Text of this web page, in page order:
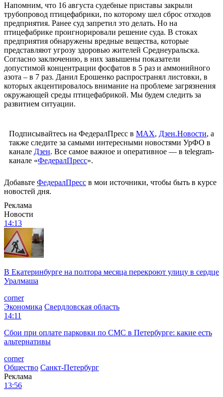
Напомним, что 16 августа судебные приставы закрыли
трубопровод птицефабрики, по которому шел сброс отходов
предприятия. Ранее суд запретил это делать. Но на
птицефабрике проигнорировали решение суда. В стоках
предприятия обнаружены вредные вещества, которые
представляют угрозу здоровью жителей Среднеуральска.
Согласно заключению, в них завышены показатели
допустимой концентрации фосфатов в 5 раз и аммонийного
азота – в 7 раз. Данил Ерошенко распространял листовки, в
которых акцентировалось внимание на проблеме загрязнения
окружающей среды птицефабрикой. Мы будем следить за
развитием ситуации.
Подписывайтесь на ФедералПресс в МАХ, Дзен.Новости, а
также следите за самыми интересными новостями УрФО в
канале Дзен. Все самое важное и оперативное — в telegram-
канале «ФедералПресс».
Добавьте ФедералПресс в мои источники, чтобы быть в курсе
новостей дня.
Реклама
Новости
14:13
В Екатеринбурге на полтора месяца перекроют улицу в сердце
Уралмаша
corner
Экономика Свердловская область
14:11
Сбои при оплате парковки по СМС в Петербурге: какие есть
альтернативы
corner
Общество Санкт-Петербург
Реклама
13:56